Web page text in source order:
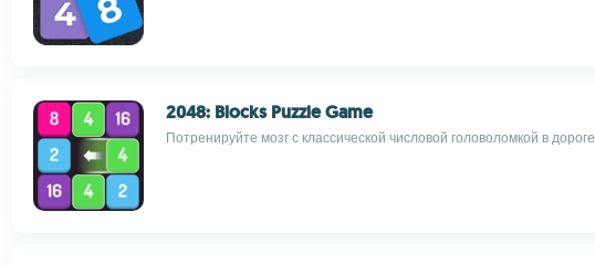
2048: Blocks Puzzle Game
Потренируйте мозг с классической числовой головоломкой в дороге